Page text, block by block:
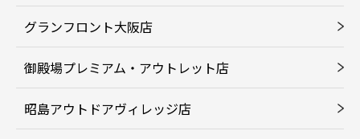
グランフロント大阪店
御殿場プレミアム・アウトレット店
昭島アウトドアヴィレッジ店